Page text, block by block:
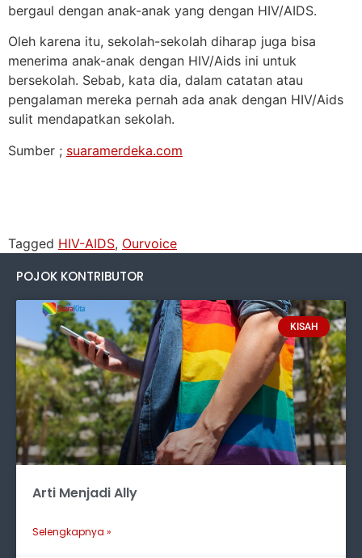
bergaul dengan anak-anak yang dengan HIV/AIDS.
Oleh karena itu, sekolah-sekolah diharap juga bisa
menerima anak-anak dengan HIV/Aids ini untuk
bersekolah. Sebab, kata dia, dalam catatan atau
pengalaman mereka pernah ada anak dengan HIV/Aids
sulit mendapatkan sekolah.
Sumber ; suaramerdeka.com
Tagged HIV-AIDS, Ourvoice
POJOK KONTRIBUTOR
KISAH
Arti Menjadi Ally
Selengkapnya »